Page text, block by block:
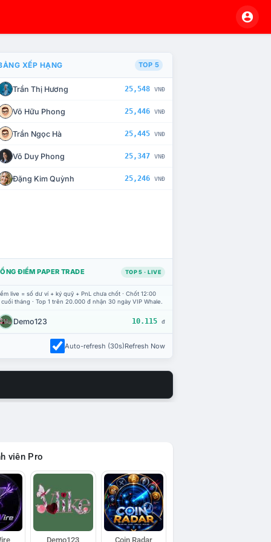
CHẾ TÀI XỬ LÝ VI PHẠM
XẾP HẠNG TOP 5
Trần Thị Hương 25,548 VNĐ
Võ Hữu Phong 25,446 VNĐ
Trần Ngọc Hà 25,445 VNĐ
Võ Duy Phong 25,347 VNĐ
Đặng Kim Quỳnh 25,246 VNĐ
ĐIỂM PAPER TRADE TOP 5 · LIVE
live = số dư ví + ký quỹ + PnL chưa chốt · Chốt 12:00
tháng · Top 1 trên 20.000 đ nhận 30 ngày VIP Whale.
Demo123 10.115 đ
Auto-refresh (30s)Refresh Now
viên Pro
Demo123 Coin Radar